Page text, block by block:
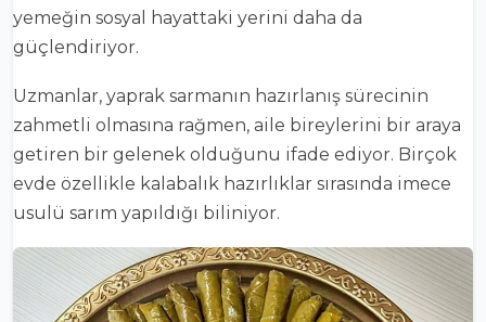
yemeğin sosyal hayattaki yerini daha da
güçlendiriyor.
Uzmanlar, yaprak sarmanın hazırlanış sürecinin
zahmetli olmasına rağmen, aile bireylerini bir araya
getiren bir gelenek olduğunu ifade ediyor. Birçok
evde özellikle kalabalık hazırlıklar sırasında imece
usulü sarım yapıldığı biliniyor.